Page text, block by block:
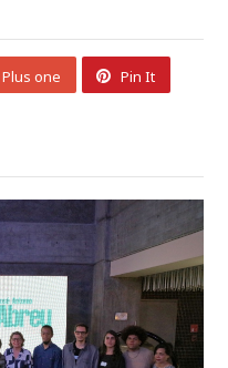
Plus one Pin It